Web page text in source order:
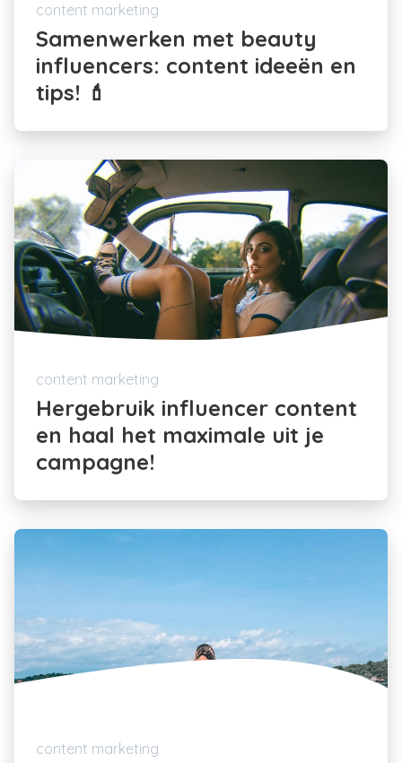
content marketing
Samenwerken met beauty
influencers: content ideeën en
tips! 💄
content marketing
Hergebruik influencer content
en haal het maximale uit je
campagne!
content marketing